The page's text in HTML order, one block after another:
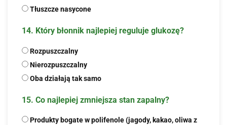
Tłuszcze nasycone
14. Który błonnik najlepiej reguluje glukozę?
Rozpuszczalny
Nierozpuszczalny
Oba działają tak samo
15. Co najlepiej zmniejsza stan zapalny?
Produkty bogate w polifenole (jagody, kakao, oliwa z